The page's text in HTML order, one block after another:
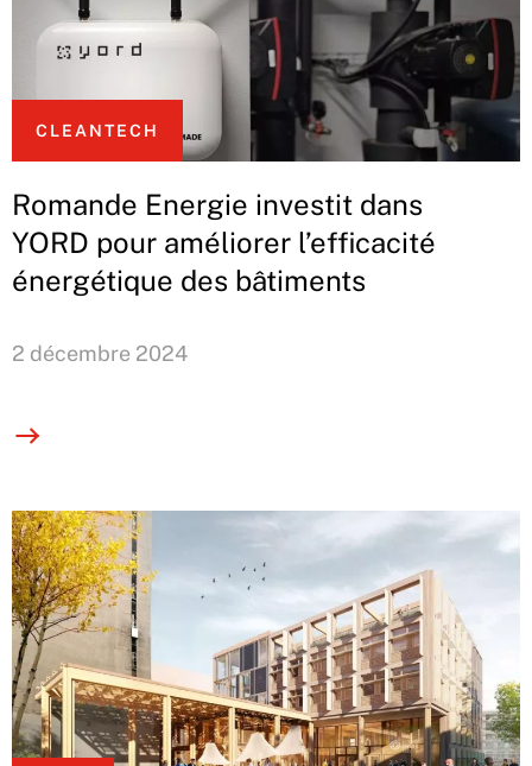
CLEANTECH
Romande Energie investit dans
YORD pour améliorer l’efficacité
énergétique des bâtiments
2 décembre 2024